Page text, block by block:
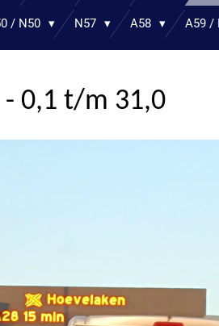
/ N50 N57 A58 A59 /
0,1 t/m 31,0